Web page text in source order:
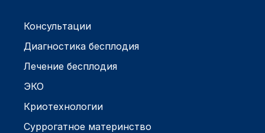
Консультации
Диагностика бесплодия
Лечение бесплодия
ЭКО
Криотехнологии
Суррогатное материнство